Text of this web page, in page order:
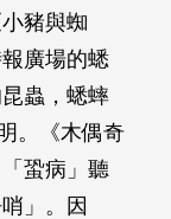
豬與蜘
廣場的蟋
蟲，蟋蟀
。《木偶奇
蛩病」聽
」。因